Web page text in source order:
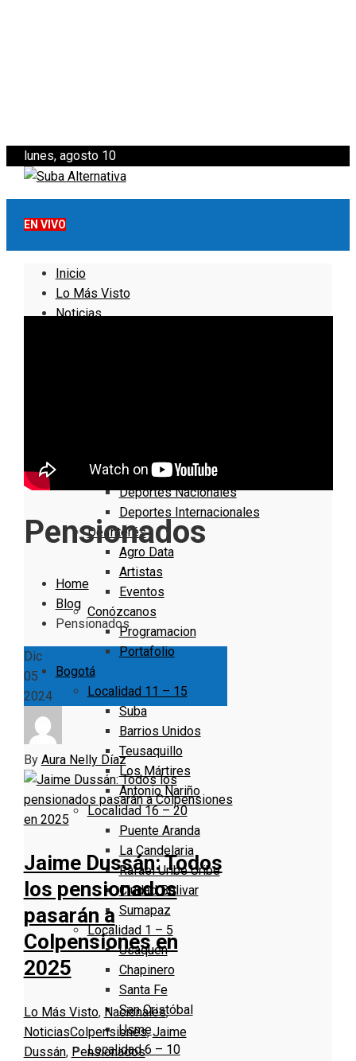
lunes, agosto 10
EN VIVO
Inicio
Lo Más Visto
Noticias
Deportes Locales
Deportes Nacionales
Deportes Internacionales
De Interés
Agro Data
Artistas
Eventos
Conózcanos
Programacion
Portafolio
Bogotá
Localidad 11 – 15
Suba
Barrios Unidos
Teusaquillo
Los Mártires
Antonio Nariño
Localidad 16 – 20
Puente Aranda
La Candelaria
Rafael Uribe Uribe
Ciudad Bolivar
Sumapaz
Localidad 1 – 5
Usaquen
Chapinero
Santa Fe
San Cristóbal
Usme
Localidad 6 – 10
Pensionados
Home
Blog
Pensionados
Dic
05
2024
By Aura Nelly Díaz
Jaime Dussán: Todos
los pensionados
pasarán a
Colpensiones en
2025
Lo Más Visto, Nacionales,
NoticiasColpensiones,Jaime
Dussán, Pensionados